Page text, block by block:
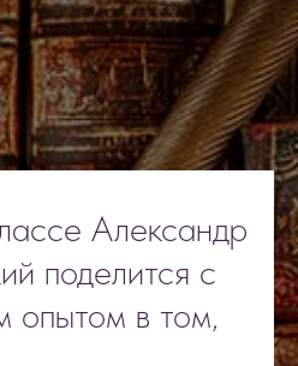
Александр
поделится с
опытом в том,